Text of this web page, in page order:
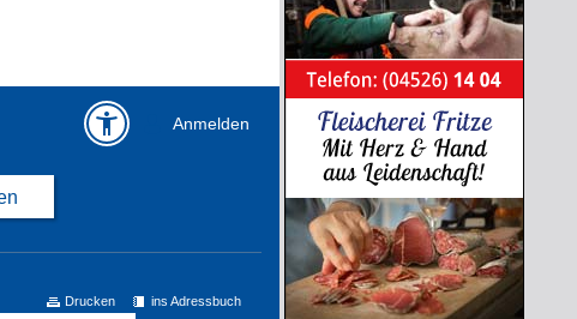
Anmelden
ins Adressbuch
Drucken